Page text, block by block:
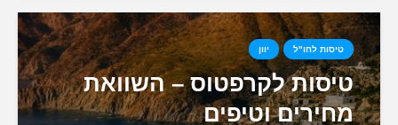
טיסות לחו"ל יוון
טיסות לקרפטוס – השוואת
מחירים וטיפים